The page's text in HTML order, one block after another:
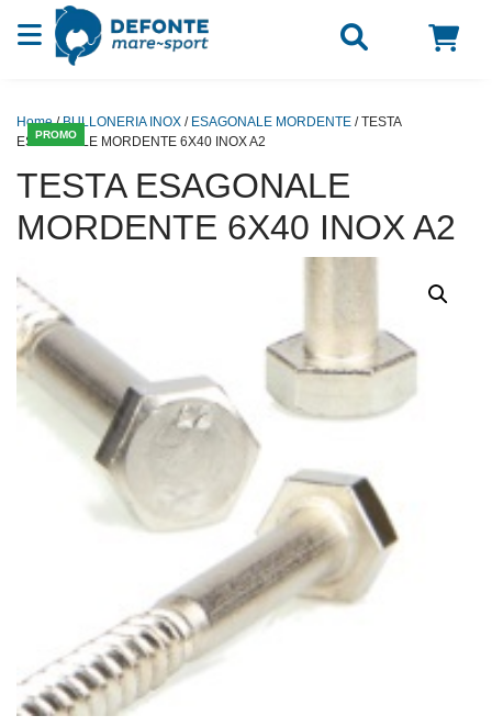
Vai al contenuto
PROMO
Home/BULLONERIA INOX / ESAGONALE MORDENTE / TESTA
ESAGONALE MORDENTE 6X40 INOX A2
TESTA ESAGONALE
MORDENTE 6X40 INOX A2